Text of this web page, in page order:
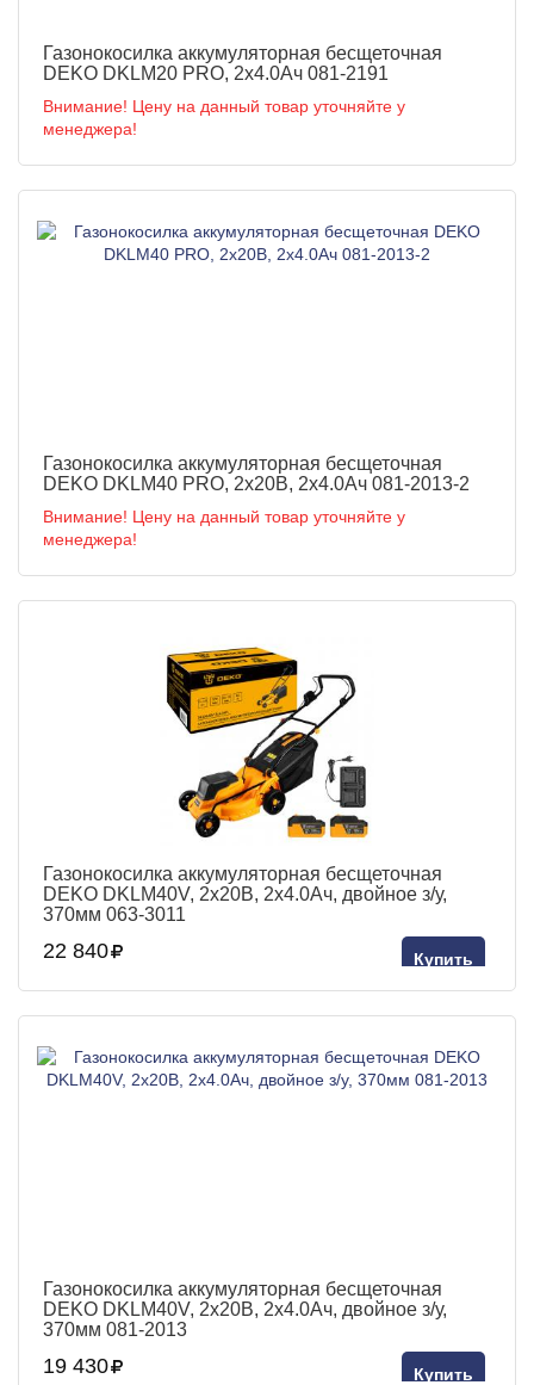
Газонокосилка аккумуляторная бесщеточная
DEKO DKLM20 PRO, 2х4.0Ач 081-2191
Внимание! Цену на данный товар уточняйте у
менеджера!
Газонокосилка аккумуляторная бесщеточная
DEKO DKLM40 PRO, 2х20В, 2x4.0Aч 081-2013-2
Внимание! Цену на данный товар уточняйте у
менеджера!
Газонокосилка аккумуляторная бесщеточная
DEKO DKLM40V, 2х20В, 2x4.0Aч, двойное з/у,
370мм 063-3011
22 840 Купить
Газонокосилка аккумуляторная бесщеточная
DEKO DKLM40V, 2х20В, 2x4.0Aч, двойное з/у,
370мм 081-2013
19 430 Купить